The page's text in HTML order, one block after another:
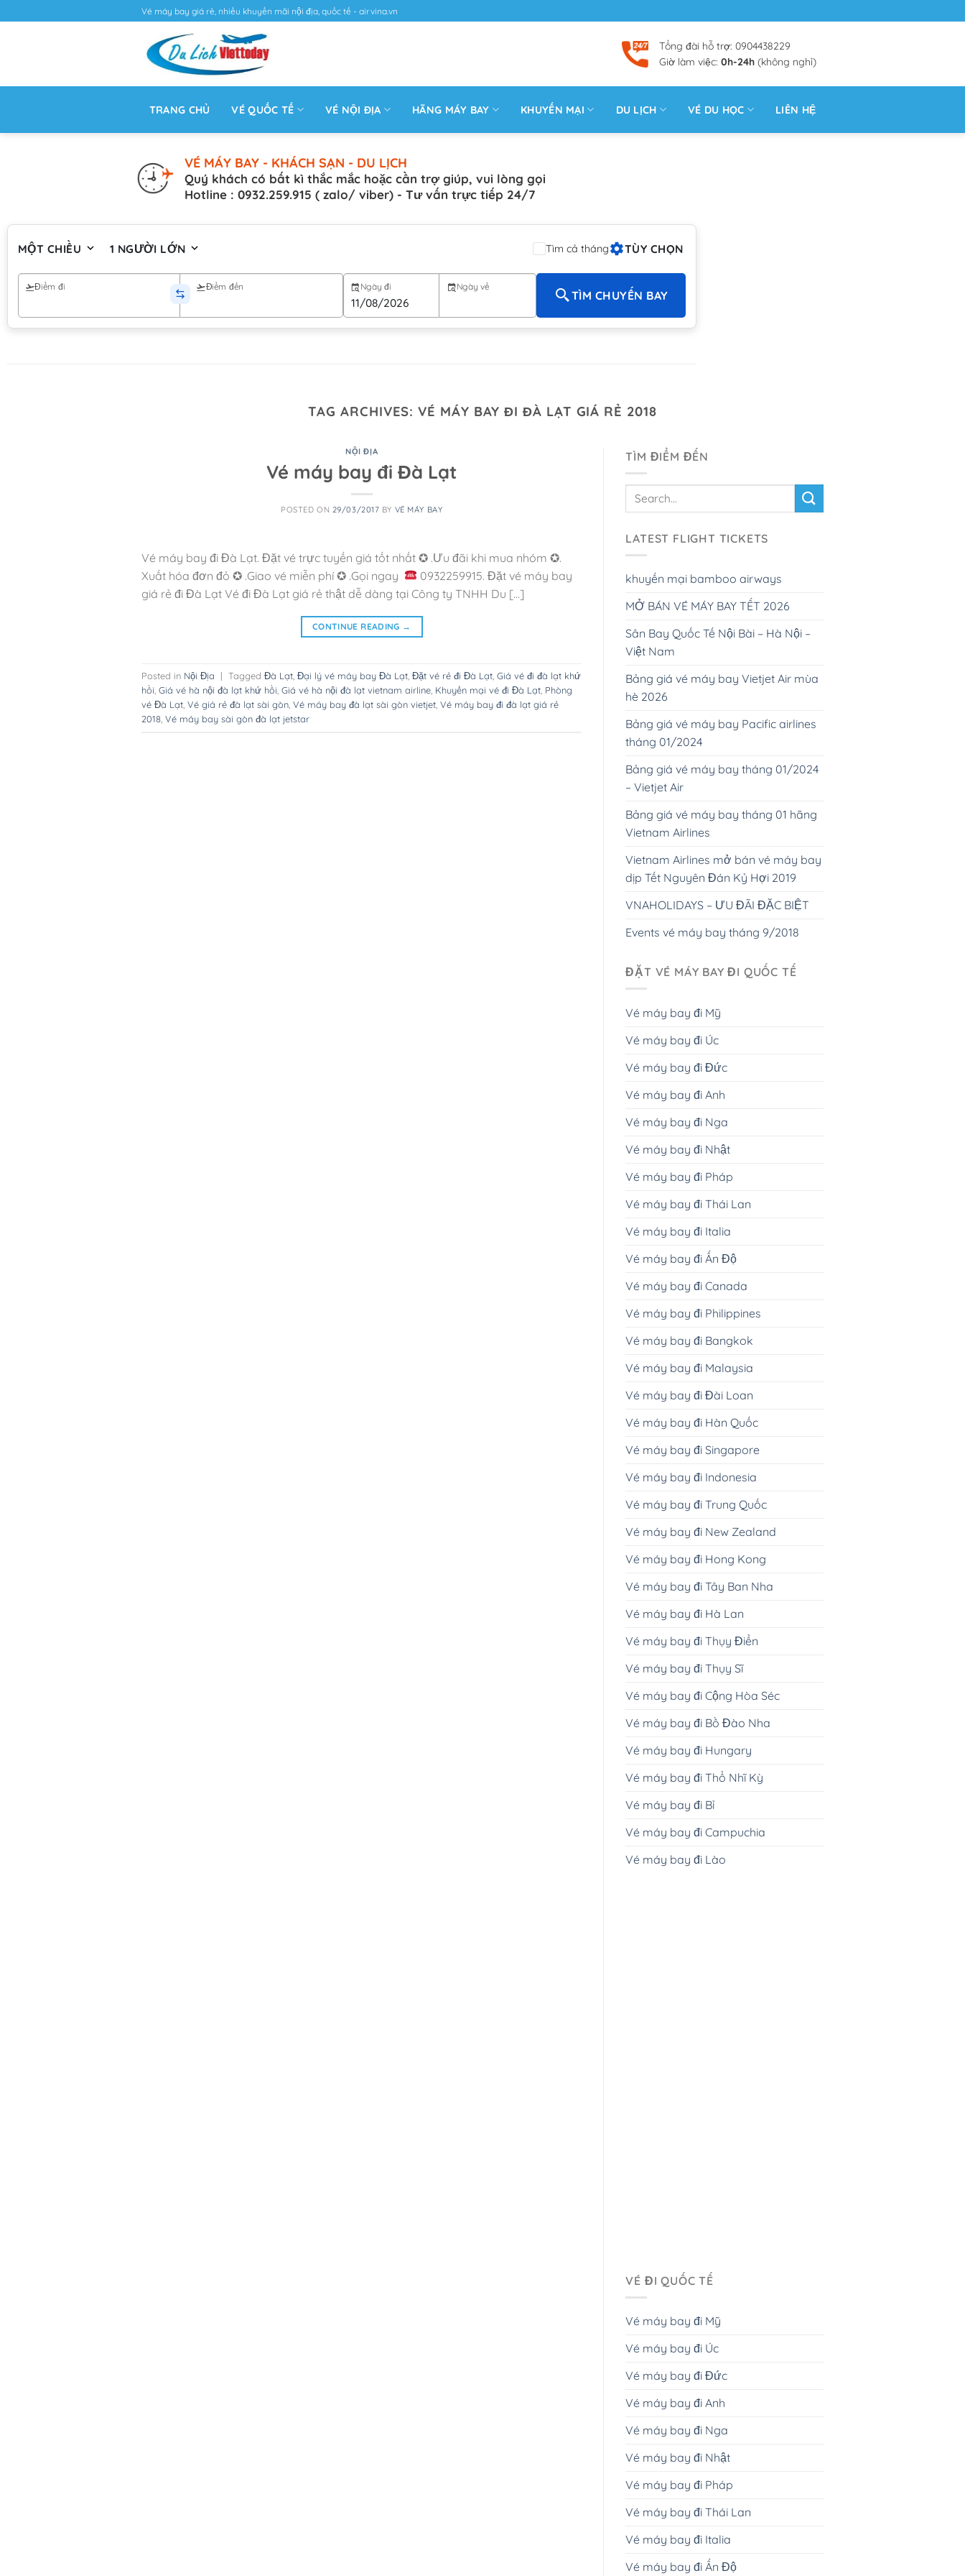
Vé máy bay giá rẻ, nhiều khuyến mãi nội địa, quốc tế - airvina.vn
Tổng đài hỗ trợ: 0904438229
Giờ làm việc: 0h-24h (không nghỉ)
TRANG CHỦ VÉ QUỐC TẾ VÉ NỘI ĐỊA HÃNG MÁY BAY KHUYẾN MẠI DU LỊCH VÉ DU HỌC LIÊN HỆ
VÉ MÁY BAY - KHÁCH SẠN - DU LỊCH
Quý khách có bất kì thắc mắc hoặc cần trợ giúp, vui lòng gọi
Hotline : 0932.259.915 ( zalo/ viber) - Tư vấn trực tiếp 24/7
MỘT CHIỀU 1 NGƯỜI LỚN Tìm cả tháng TÙY CHỌN
Điểm đi Điểm đến Ngày đi Ngày về
TÌM CHUYẾN BAY
TAG ARCHIVES:VÉ MÁY BAY ĐI ĐÀ LẠT GIÁ RẺ 2018
NỘI ĐỊA
Vé máy bay đi Đà Lạt
POSTED ON 29/03/2017 BY VÉ MÁY BAY
Vé máy bay đi Đà Lạt. Đặt vé trực tuyến giá tốt nhất ✪ .Ưu đãi khi mua nhóm ✪.
Xuất hóa đơn đỏ ✪ .Giao vé miễn phí ✪ .Gọi ngay
0932259915. Đặt vé máy bay
giá rẻ đi Đà Lạt Vé đi Đà Lạt giá rẻ thật dễ dàng tại Công ty TNHH Du […]
CONTINUE READING →
Posted in Nội Địa | Tagged Đà Lạt Đại lý vé máy bay Đà Lạt Đặt vé rẻ đi Đà Lạt Giá vé đi đà lạt khứ
hồi Giá vé hà nội đà lạt khứ hồi Giá vé hà nội đà lạt vietnam airline Khuyến mại vé đi Đà Lạt Phòng
vé Đà Lạt Vé giá rẻ đà lạt sài gòn Vé máy bay đà lạt sài gòn vietjet Vé máy bay đi đà lạt giá rẻ
2018 Vé máy bay sài gòn đà lạt jetstar
TÌM ĐIỂM ĐẾN
LATEST FLIGHT TICKETS
khuyến mại bamboo airways
MỞ BÁN VÉ MÁY BAY TẾT 2026
Sân Bay Quốc Tế Nội Bài – Hà Nội –
Việt Nam
Bảng giá vé máy bay Vietjet Air mùa
hè 2026
Bảng giá vé máy bay Pacific airlines
tháng 01/2024
Bảng giá vé máy bay tháng 01/2024
– Vietjet Air
Bảng giá vé máy bay tháng 01 hãng
Vietnam Airlines
Vietnam Airlines mở bán vé máy bay
dịp Tết Nguyên Đán Kỷ Hợi 2019
VNAHOLIDAYS – ƯU ĐÃI ĐẶC BIỆT
Events vé máy bay tháng 9/2018
ĐẶT VÉ MÁY BAY ĐI QUỐC TẾ
Vé máy bay đi Mỹ
Vé máy bay đi Úc
Vé máy bay đi Đức
Vé máy bay đi Anh
Vé máy bay đi Nga
Vé máy bay đi Nhật
Vé máy bay đi Pháp
Vé máy bay đi Thái Lan
Vé máy bay đi Italia
Vé máy bay đi Ấn Độ
Vé máy bay đi Canada
Vé máy bay đi Philippines
Vé máy bay đi Bangkok
Vé máy bay đi Malaysia
Vé máy bay đi Đài Loan
Vé máy bay đi Hàn Quốc
Vé máy bay đi Singapore
Vé máy bay đi Indonesia
Vé máy bay đi Trung Quốc
Vé máy bay đi New Zealand
Vé máy bay đi Hong Kong
Vé máy bay đi Tây Ban Nha
Vé máy bay đi Hà Lan
Vé máy bay đi Thụy Điển
Vé máy bay đi Thụy Sĩ
Vé máy bay đi Cộng Hòa Séc
Vé máy bay đi Bồ Đào Nha
Vé máy bay đi Hungary
Vé máy bay đi Thổ Nhĩ Kỳ
Vé máy bay đi Bỉ
Vé máy bay đi Campuchia
Vé máy bay đi Lào
VÉ ĐI QUỐC TẾ
Vé máy bay đi Mỹ
Vé máy bay đi Úc
Vé máy bay đi Đức
Vé máy bay đi Anh
Vé máy bay đi Nga
Vé máy bay đi Nhật
Vé máy bay đi Pháp
Vé máy bay đi Thái Lan
Vé máy bay đi Italia
Vé máy bay đi Ấn Độ